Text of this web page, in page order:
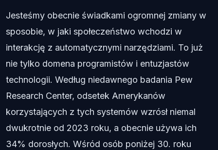
Jesteśmy obecnie świadkami ogromnej zmiany w
sposobie, w jaki społeczeństwo wchodzi w
interakcję z automatycznymi narzędziami. To już
nie tylko domena programistów i entuzjastów
technologii. Według niedawnego badania Pew
Research Center, odsetek Amerykanów
korzystających z tych systemów wzrósł niemal
dwukrotnie od 2023 roku, a obecnie używa ich
34% dorosłych. Wśród osób poniżej 30. roku